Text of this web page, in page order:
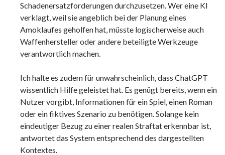
Schadenersatzforderungen durchzusetzen. Wer eine KI
verklagt, weil sie angeblich bei der Planung eines
Amoklaufes geholfen hat, müsste logischerweise auch
Waffenhersteller oder andere beteiligte Werkzeuge
verantwortlich machen.
Ich halte es zudem für unwahrscheinlich, dass ChatGPT
wissentlich Hilfe geleistet hat. Es genügt bereits, wenn ein
Nutzer vorgibt, Informationen für ein Spiel, einen Roman
oder ein fiktives Szenario zu benötigen. Solange kein
eindeutiger Bezug zu einer realen Straftat erkennbar ist,
antwortet das System entsprechend des dargestellten
Kontextes.